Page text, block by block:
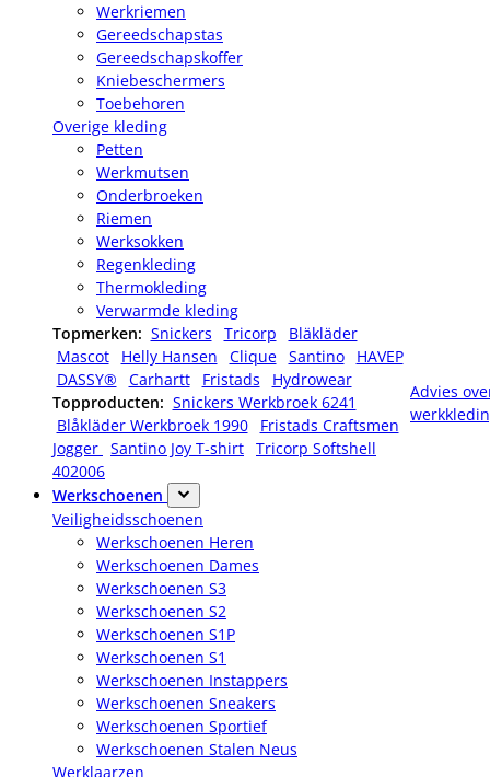
Werkriemen
Gereedschapstas
Gereedschapskoffer
Kniebeschermers
Toebehoren
Overige kleding
Petten
Werkmutsen
Onderbroeken
Riemen
Werksokken
Regenkleding
Thermokleding
Verwarmde kleding
Topmerken: Snickers Tricorp
Bläkläder
Mascot
Helly Hansen Clique Santino
HAVEP
DASSY®
Carhartt Fristads
Hydrowear
Topproducten: Snickers Werkbroek 6241
Blåkläder Werkbroek 1990
Fristads Craftsmen
Jogger Santino Joy T-shirt Tricorp Softshell
402006
Advies
Werkschoenen
Veiligheidsschoenen
Werkschoenen Heren
Werkschoenen Dames
Werkschoenen S3
Werkschoenen S2
Werkschoenen S1P
Werkschoenen S1
Werkschoenen Instappers
Werkschoenen Sneakers
Werkschoenen Sportief
Werkschoenen Stalen Neus
Werklaarzen